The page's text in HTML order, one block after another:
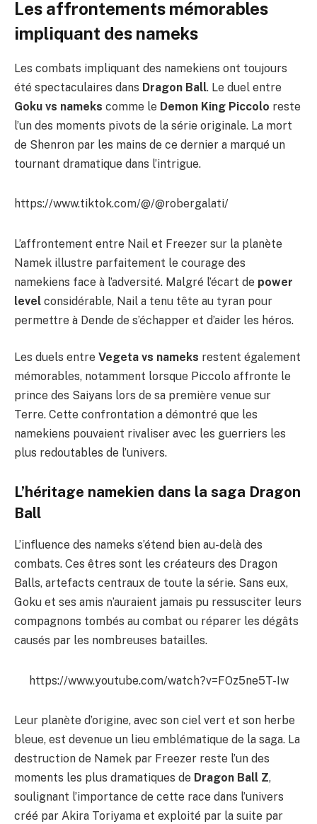
Les affrontements mémorables
impliquant des nameks
Les combats impliquant des namekiens ont toujours
été spectaculaires dans Dragon Ball. Le duel entre
Goku vs nameks comme le Demon King Piccolo reste
l’un des moments pivots de la série originale. La mort
de Shenron par les mains de ce dernier a marqué un
tournant dramatique dans l’intrigue.
https://www.tiktok.com/@/@robergalati/
L’affrontement entre Nail et Freezer sur la planète
Namek illustre parfaitement le courage des
namekiens face à l’adversité. Malgré l’écart de power
level considérable, Nail a tenu tête au tyran pour
permettre à Dende de s’échapper et d’aider les héros.
Les duels entre Vegeta vs nameks restent également
mémorables, notamment lorsque Piccolo affronte le
prince des Saiyans lors de sa première venue sur
Terre. Cette confrontation a démontré que les
namekiens pouvaient rivaliser avec les guerriers les
plus redoutables de l’univers.
L’héritage namekien dans la saga Dragon
Ball
L’influence des nameks s’étend bien au-delà des
combats. Ces êtres sont les créateurs des Dragon
Balls, artefacts centraux de toute la série. Sans eux,
Goku et ses amis n’auraient jamais pu ressusciter leurs
compagnons tombés au combat ou réparer les dégâts
causés par les nombreuses batailles.
https://www.youtube.com/watch?v=FOz5ne5T-Iw
Leur planète d’origine, avec son ciel vert et son herbe
bleue, est devenue un lieu emblématique de la saga. La
destruction de Namek par Freezer reste l’un des
moments les plus dramatiques de Dragon Ball Z,
soulignant l’importance de cette race dans l’univers
créé par Akira Toriyama et exploité par la suite par